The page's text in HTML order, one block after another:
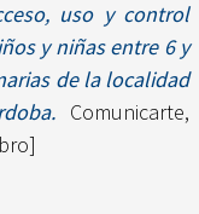
uso y control
y niñas entre 6 y
de la localidad
Comunicarte,